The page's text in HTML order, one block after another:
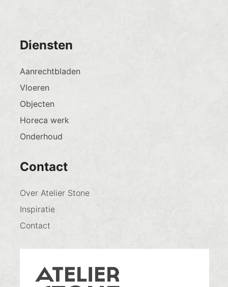
Diensten
Aanrechtbladen
Vloeren
Objecten
Horeca werk
Onderhoud
Contact
Over Atelier Stone
Inspiratie
Contact